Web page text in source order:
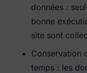
données :
bonne
site sont
Conservation
temps : les